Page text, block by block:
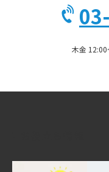
木金